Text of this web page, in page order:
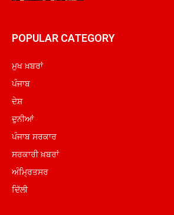
POPULAR CATEGORY
ਮੁਖ ਖ਼ਬਰਾਂ
ਪੰਜਾਬ
ਦੇਸ਼
ਦੁਨੀਆਂ
ਪੰਜਾਬ ਸਰਕਾਰ
ਸਰਕਾਰੀ ਖ਼ਬਰਾਂ
ਅੰਮ੍ਰਿਤਸਰ
ਦਿੱਲੀ